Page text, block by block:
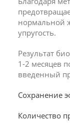
нормальной
упругость.
Результат
1-2 месяцев
введенный
Сохранение
Количество